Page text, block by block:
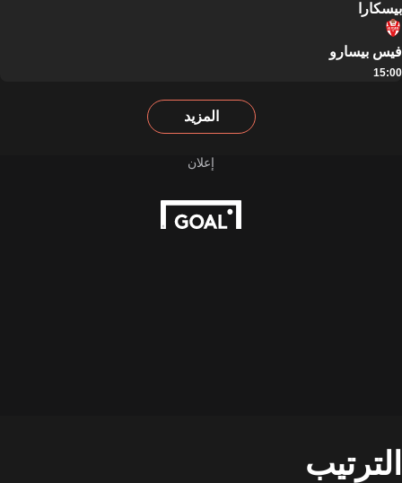
بيسكارا
فيس بيسارو
15:00
المزيد
الترتيب